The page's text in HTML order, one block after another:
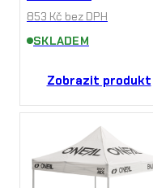
853 Kč bez DPH
SKLADEM
Zobrazit produkt